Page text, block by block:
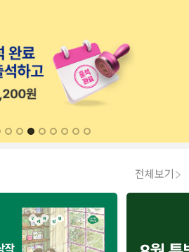
전체보기